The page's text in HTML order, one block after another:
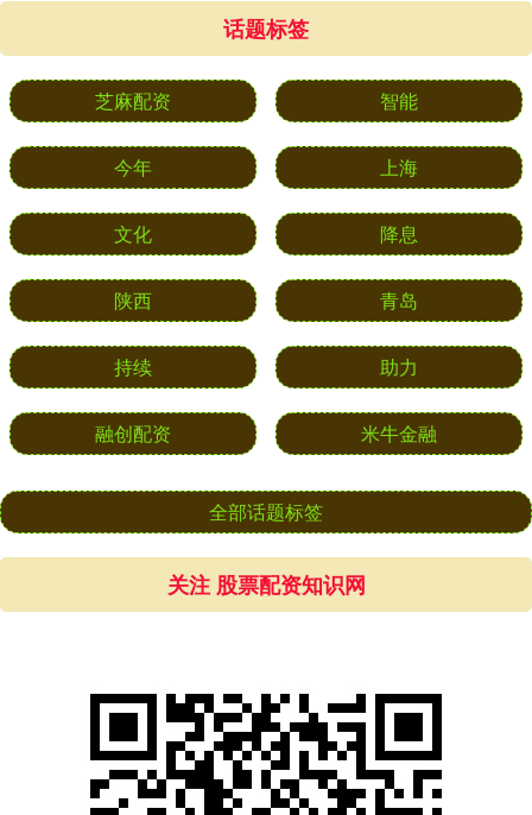
话题标签
芝麻配资 智能
今年 上海
文化 降息
陕西 青岛
持续 助力
融创配资 米牛金融
全部话题标签
关注 股票配资知识网